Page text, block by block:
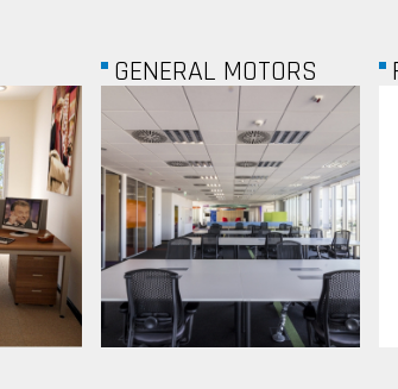
GENERAL MOTORS